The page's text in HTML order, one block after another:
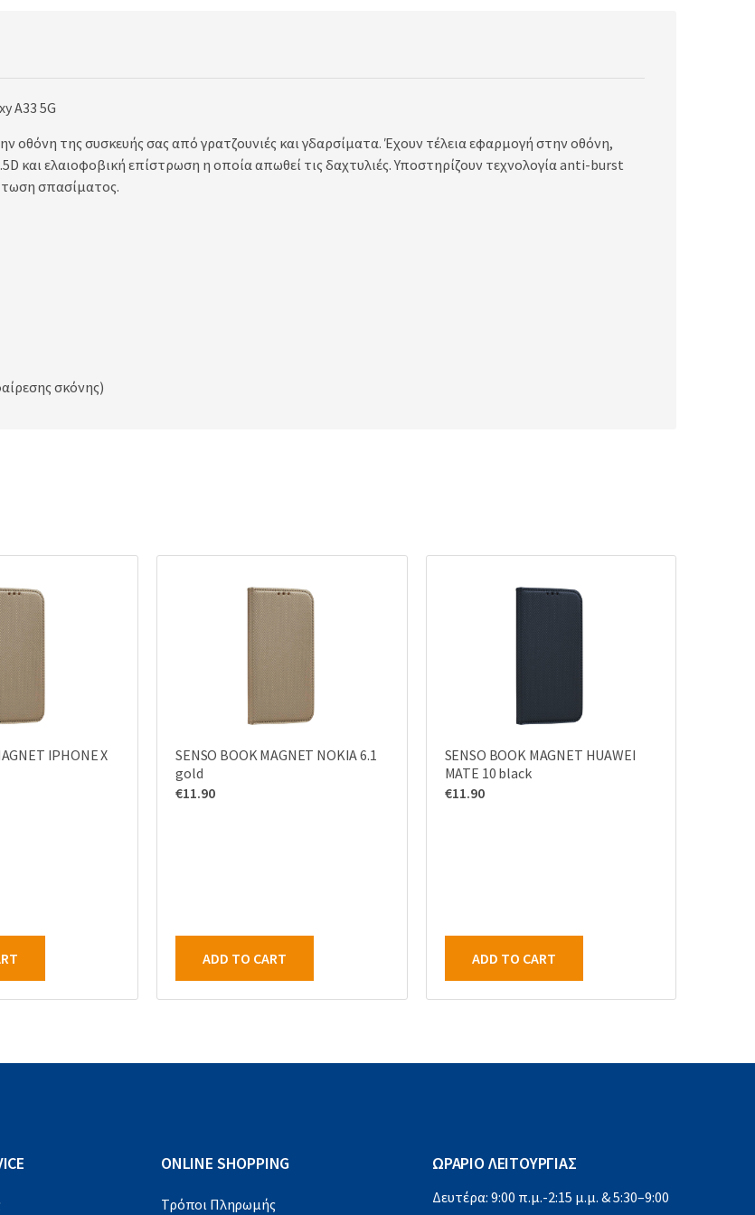
A33 5G
οθόνη της συσκευής σας από γρατζουνιές και γδαρσίματα. Έχουν τέλεια εφαρμογή στην οθόνη,
και ελαιοφοβική επίστρωση η οποία απωθεί τις δαχτυλιές. Υποστηρίζουν τεχνολογία anti-burst
σπασίματος.
σκόνης)
IPHONE X
SENSO BOOK MAGNET NOKIA 6.1
gold
€11.90
ADD TO CART
SENSO BOOK MAGNET HUAWEI
MATE 10 black
€11.90
ADD TO CART
ONLINE SHOPPING
Τρόποι Πληρωμής
ΩΡΑΡΙΟ ΛΕΙΤΟΥΡΓΙΑΣ
Δευτέρα: 9:00 π.μ.-2:15 μ.μ. & 5:30–9:00